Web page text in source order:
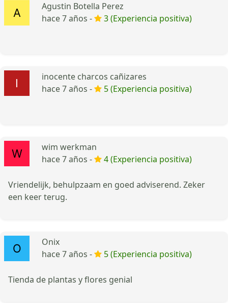
Agustin Botella Perez
hace 7 años -
3 (Experiencia positiva)
inocente charcos cañizares
hace 7 años -
5 (Experiencia positiva)
wim werkman
hace 7 años -
4 (Experiencia positiva)
Vriendelijk, behulpzaam en goed adviserend. Zeker
een keer terug.
Onix
hace 7 años -
5 (Experiencia positiva)
Tienda de plantas y flores genial